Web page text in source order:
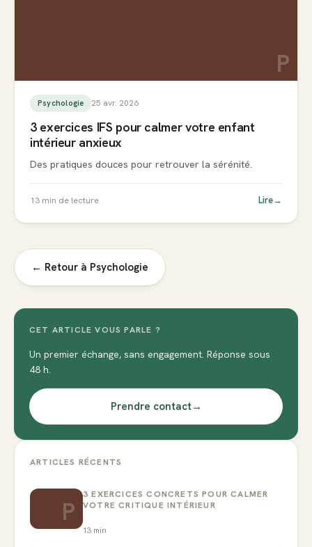
P
Psychologie 25 avr. 2026
3 exercices IFS pour calmer votre enfant
intérieur anxieux
Des pratiques douces pour retrouver la sérénité.
13 min de lecture Lire→
← Retour à Psychologie
CET ARTICLE VOUS PARLE ?
Un premier échange, sans engagement. Réponse sous
48 h.
Prendre contact→
ARTICLES RÉCENTS
P
3 EXERCICES CONCRETS POUR CALMER
VOTRE CRITIQUE INTÉRIEUR
13 min